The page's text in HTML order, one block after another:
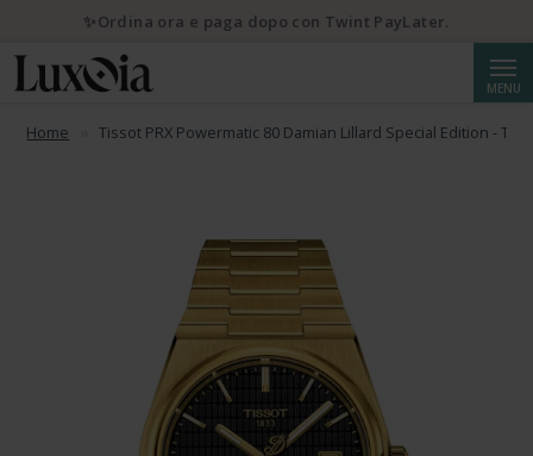
MENU
Home Tissot PRX Powermatic 80 Damian Lillard Special Edition -
✨Ordina ora e paga dopo con Twint PayLater.